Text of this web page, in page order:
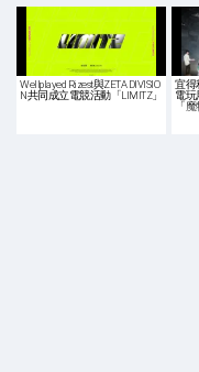
Wellplayed Rizest與ZETA DIVISIO
N共同成立電競活動「LIMITZ」
宜得
電玩
「